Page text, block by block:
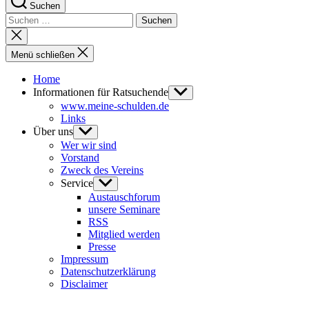
Suchen
Suchen
nach:
Suche
schließen
Menü schließen
Home
Informationen für Ratsuchende Untermenü
anzeigen
www.meine-schulden.de
Links
Über uns Untermenü
anzeigen
Wer wir sind
Vorstand
Zweck des Vereins
Service Untermenü
anzeigen
Austauschforum
unsere Seminare
RSS
Mitglied werden
Presse
Impressum
Datenschutzerklärung
Disclaimer